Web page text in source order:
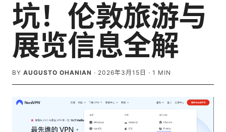
坑！伦敦旅游与
展览信息全解
BY AUGUSTO OHANIAN · 2026年3月15日 · 1 MIN